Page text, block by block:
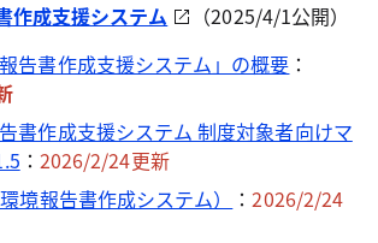
作成支援システム
（2025/4/1公開）
報告書作成支援システム」の概要 ：
書作成支援システム 制度対象者向けマ
： 2026/2/24更新
境報告書作成システム）
：2026/2/24